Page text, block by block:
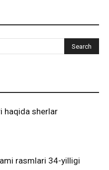
haqida sherlar
rasmlari 34-yilligi